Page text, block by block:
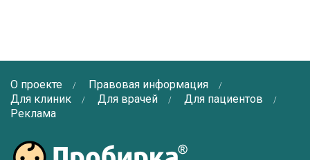
О проекте
Правовая информация
Для клиник
Для врачей
Для пациентов
Реклама